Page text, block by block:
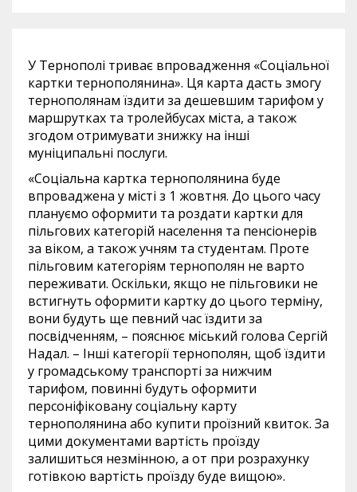
У Тернополі триває впровадження «Соціальної
картки тернополянина». Ця карта дасть змогу
тернополянам їздити за дешевшим тарифом у
маршрутках та тролейбусах міста, а також
згодом отримувати знижку на інші
муніципальні послуги.
«Соціальна картка тернополянина буде
впроваджена у місті з 1 жовтня. До цього часу
плануємо оформити та роздати картки для
пільгових категорій населення та пенсіонерів
за віком, а також учням та студентам. Проте
пільговим категоріям тернополян не варто
переживати. Оскільки, якщо не пільговики не
встигнуть оформити картку до цього терміну,
вони будуть ще певний час їздити за
посвідченням, – пояснює міський голова Сергій
Надал. – Інші категорії тернополян, щоб їздити
у громадському транспорті за нижчим
тарифом, повинні будуть оформити
персоніфіковану соціальну карту
тернополянина або купити проїзний квиток. За
цими документами вартість проїзду
залишиться незмінною, а от при розрахунку
готівкою вартість проїзду буде вищою».